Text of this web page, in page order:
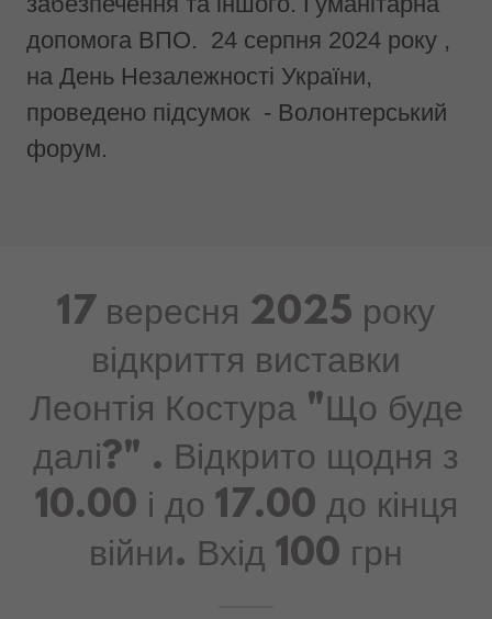
продуктів харчування, медичного
забезпечення та іншого. Гуманітарна
допомога ВПО. 24 серпня 2024 року ,
на День Незалежності України,
проведено підсумок - Волонтерський
17 вересня 2025 року
відкриття виставки
Леонтія Костура "Що буде
далі?" . Відкрито щодня з
10.00 і до 17.00 до кінця